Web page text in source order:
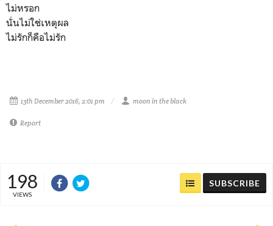
ไม่หรอก
นั่นไม่ใช่เหตุผล
ไม่รักก็คือไม่รัก
13th December 2016, 2:01 pm moon in the black
Report
198
VIEWS
SUBSCRIBE